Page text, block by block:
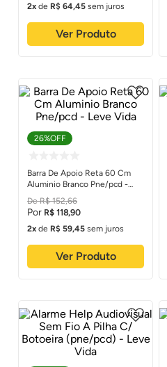
2
de R$ 64,45 sem juros
Ver Produto
26%OFF
Barra De Apoio Reta 60 Cm
Aluminio Branco Pne/pcd -
Leve Vida
R$ 152,66
R$ 118,90
2
de R$ 59,45 sem juros
Ver Produto